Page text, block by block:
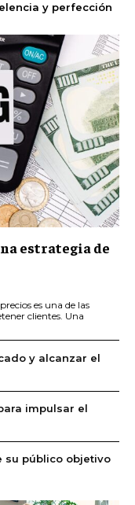
y perfección
estrategia de
es una de las
clientes. Una
y alcanzar el
impulsar el
su público objetivo